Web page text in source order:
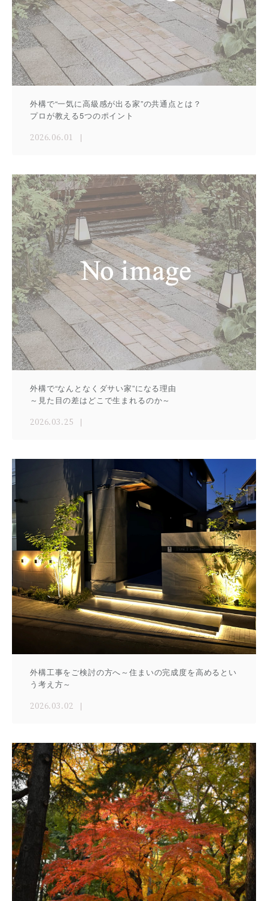
外構で“一気に高級感が出る家”の共通点とは？
プロが教える5つのポイント
2026.06.01
外構で“なんとなくダサい家”になる理由
～見た目の差はどこで生まれるのか～
2026.03.25
外構工事をご検討の方へ～住まいの完成度を高めるとい
う考え方～
2026.03.02